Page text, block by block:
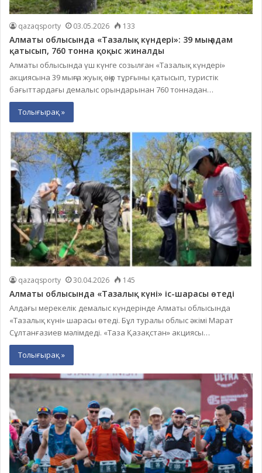
qazaqsporty 03.05.2026 133
Алматы облысында «Тазалық күндері»: 39 мың адам
қатысып, 760 тонна қоқыс жиналды
Алматы облысында үш күнге созылған «Тазалық күндері»
акциясына 39 мыңға жуық өңір тұрғыны қатысып, туристік
бағыттардағы демалыс орындарынан 760 тоннадан…
Толығырақ »
qazaqsporty 30.04.2026 145
Алматы облысында «Тазалық күні» іс-шарасы өтеді
Алдағы мерекелік демалыс күндерінде Алматы облысында
«Тазалық күні» шарасы өтеді. Бұл туралы облыс әкімі Марат
Сұлтанғазиев мәлімдеді. «Таза Қазақстан» акциясы…
Толығырақ »